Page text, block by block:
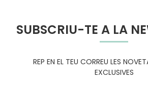
SUBSCRIU-TE A LA
REP EN EL TEU CORREU LES
EXCLUSIVES